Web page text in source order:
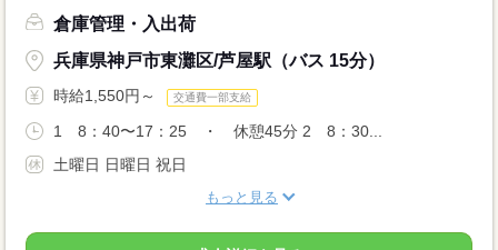
倉庫管理・入出荷
兵庫県神戸市東灘区/芦屋駅（バス 15分）
時給1,550円～ 交通費一部支給
1 8：40〜17：25 ・ 休憩45分 2 8：30...
土曜日 日曜日 祝日
もっと見る